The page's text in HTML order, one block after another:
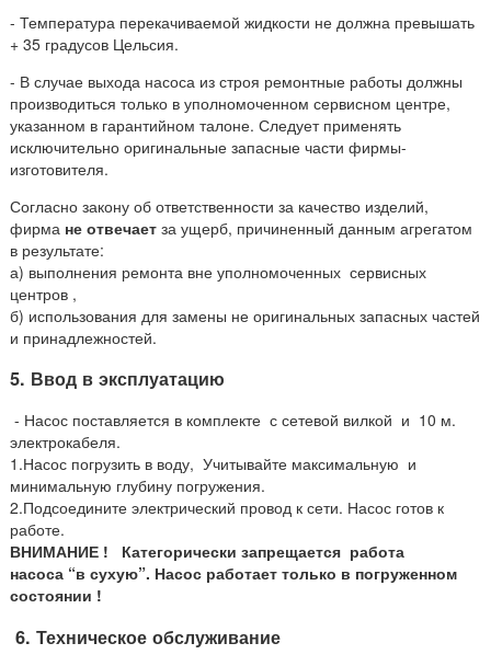
- Температура перекачиваемой жидкости не должна превышать
+ 35 градусов Цельсия.
- В случае выхода насоса из строя ремонтные работы должны
производиться только в уполномоченном сервисном центре,
указанном в гарантийном талоне. Следует применять
исключительно оригинальные запасные части фирмы-
изготовителя.
Согласно закону об ответственности за качество изделий,
фирма не отвечает за ущерб, причиненный данным агрегатом
в результате:
а) выполнения ремонта вне уполномоченных сервисных
центров ,
б) использования для замены не оригинальных запасных частей
и принадлежностей.
5. Ввод в эксплуатацию
- Насос поставляется в комплекте с сетевой вилкой и 10 м.
электрокабеля.
1.Насос погрузить в воду, Учитывайте максимальную и
минимальную глубину погружения.
2.Подсоедините электрический провод к сети. Насос готов к
работе.
ВНИМАНИЕ ! Категорически запрещается работа
насоса “в сухую”. Насос работает только в погруженном
состоянии !
6. Техническое обслуживание